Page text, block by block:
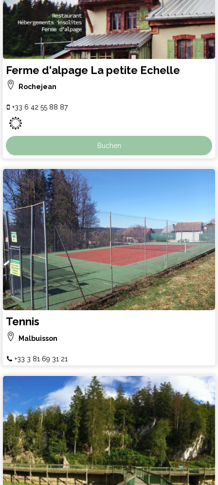
Ferme d'alpage La petite Echelle
Rochejean
+33 6 42 55 88 87
Buchen
Tennis
Malbuisson
+33 3 81 69 31 21